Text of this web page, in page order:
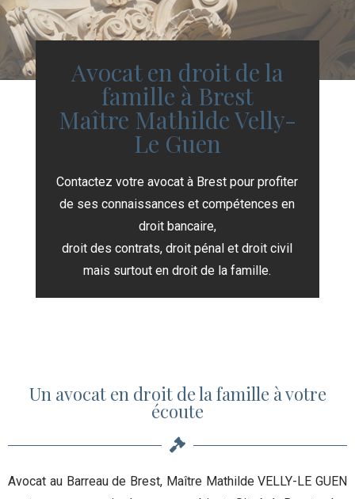
Avocat en droit de la
famille à Brest
Maître Mathilde Velly-
Le Guen
Contactez votre avocat à Brest pour profiter
de ses connaissances et compétences en
droit bancaire,
droit des contrats, droit pénal et droit civil
mais surtout en droit de la famille.
Un avocat en droit de la famille à votre
écoute
Avocat au Barreau de Brest, Maître Mathilde VELLY-LE GUEN